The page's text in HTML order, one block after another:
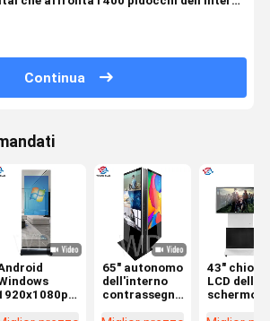
Continua
65" autonomo
dell'interno
contrassegno
43"
LCD dello
schermo